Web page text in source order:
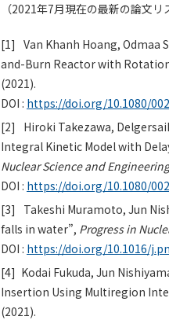
（2021年7月現在の最新の論文
[1] Van Khanh Hoang, Odmaa
and-Burn Reactor with
(2021).
DOI : https://doi.org/10.1080/
[2] Hiroki Takezawa,
Integral Kinetic Model with
Nuclear Science and Engineering
DOI : https://doi.org/10.1080/
[3] Takeshi Muramoto, Jun
falls in water”, Progress in
DOI : https://doi.org/10.1016/
[4] Kodai Fukuda, Jun
Insertion Using Multiregion
(2021).